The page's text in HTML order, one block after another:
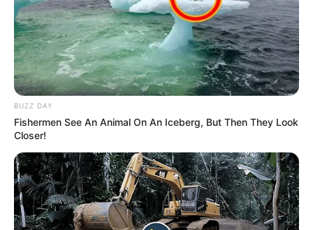
BUZZ DAY
Fishermen See An Animal On An Iceberg, But Then They Look
Closer!